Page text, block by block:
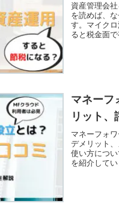
資産管理会
を読めば、
す。マイク
ると税金面で
マネーフ
リット、
マネーフォ
デメリット
使い方につ
を紹介してい